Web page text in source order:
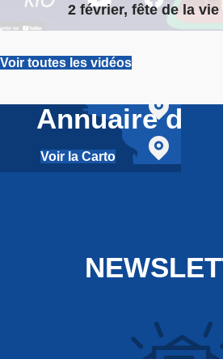
2 février, fête de la
Voir toutes les vidéos
Annuaire des
Voir la Carto